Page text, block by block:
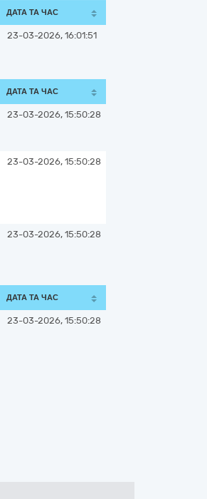
ДАТА ТА ЧАС
23-03-2026, 16:01:51
ДАТА ТА ЧАС
23-03-2026, 15:50:28
23-03-2026, 15:50:28
23-03-2026, 15:50:28
ДАТА ТА ЧАС
23-03-2026, 15:50:28